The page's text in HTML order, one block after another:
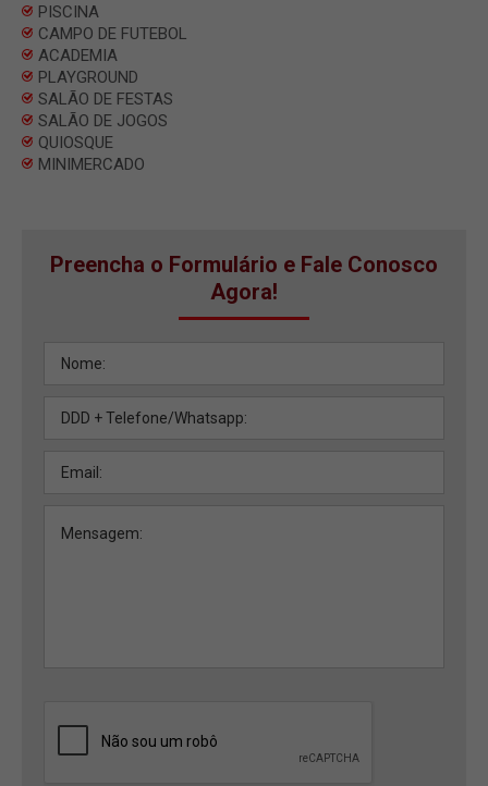
PISCINA
CAMPO DE FUTEBOL
ACADEMIA
PLAYGROUND
SALÃO DE FESTAS
SALÃO DE JOGOS
QUIOSQUE
MINIMERCADO
Preencha o Formulário e Fale Conosco
Agora!